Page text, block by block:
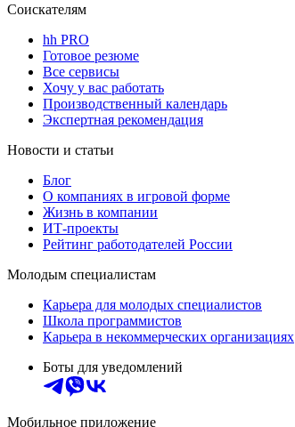
Соискателям
hh PRO
Готовое резюме
Все сервисы
Хочу у вас работать
Производственный календарь
Экспертная рекомендация
Новости и статьи
Блог
О компаниях в игровой форме
Жизнь в компании
ИТ-проекты
Рейтинг работодателей России
Молодым специалистам
Карьера для молодых специалистов
Школа программистов
Карьера в некоммерческих организациях
Боты для уведомлений
Мобильное приложение